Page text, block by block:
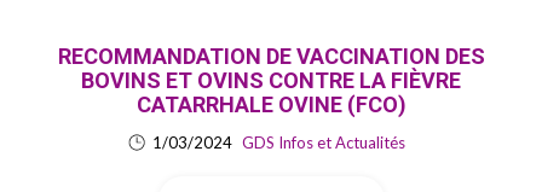
RECOMMANDATION DE VACCINATION DES
BOVINS ET OVINS CONTRE LA FIÈVRE
CATARRHALE OVINE (FCO)
1/03/2024 GDS Infos et Actualités